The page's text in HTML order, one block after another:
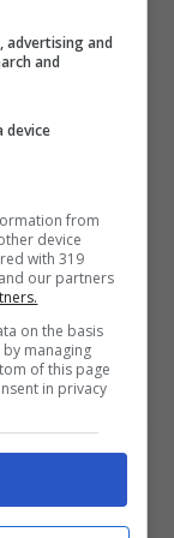
advertising and
and
device
from
device
with 319
our partners
on the basis
managing
of this page
in privacy